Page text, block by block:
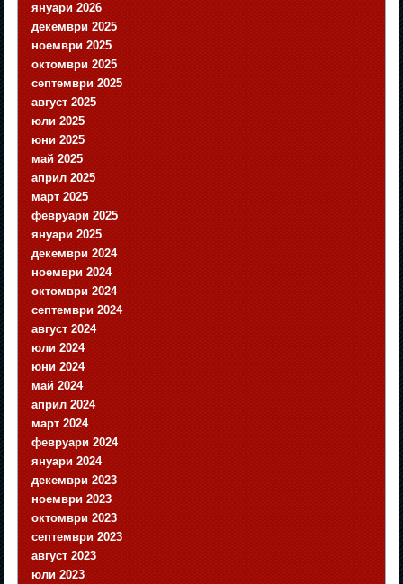
януари 2026
декември 2025
ноември 2025
октомври 2025
септември 2025
август 2025
юли 2025
юни 2025
май 2025
април 2025
март 2025
февруари 2025
януари 2025
декември 2024
ноември 2024
октомври 2024
септември 2024
август 2024
юли 2024
юни 2024
май 2024
април 2024
март 2024
февруари 2024
януари 2024
декември 2023
ноември 2023
октомври 2023
септември 2023
август 2023
юли 2023